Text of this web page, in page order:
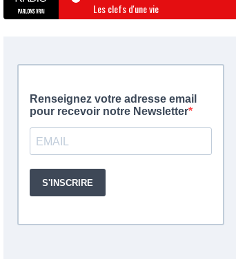
Les clefs d'une vie